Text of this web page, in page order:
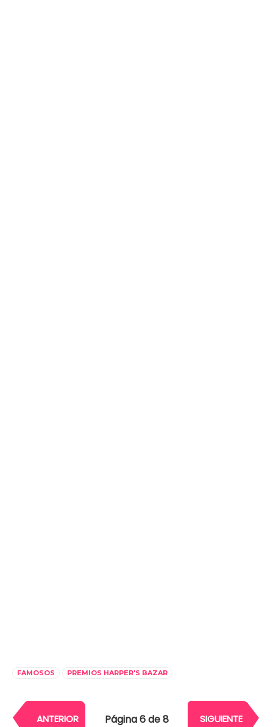
FAMOSOS PREMIOS HARPER'S BAZAR
ANTERIOR Página 6 de 8 SIGUIENTE